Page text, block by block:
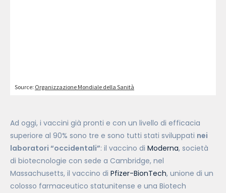
Ad oggi, i vaccini già pronti e con un livello di efficacia
superiore al 90% sono tre e sono tutti stati sviluppati nei
laboratori “occidentali”: il vaccino di Moderna, società
di biotecnologie con sede a Cambridge, nel
Massachusetts, il vaccino di Pfizer-BionTech, unione di un
colosso farmaceutico statunitense e una Biotech